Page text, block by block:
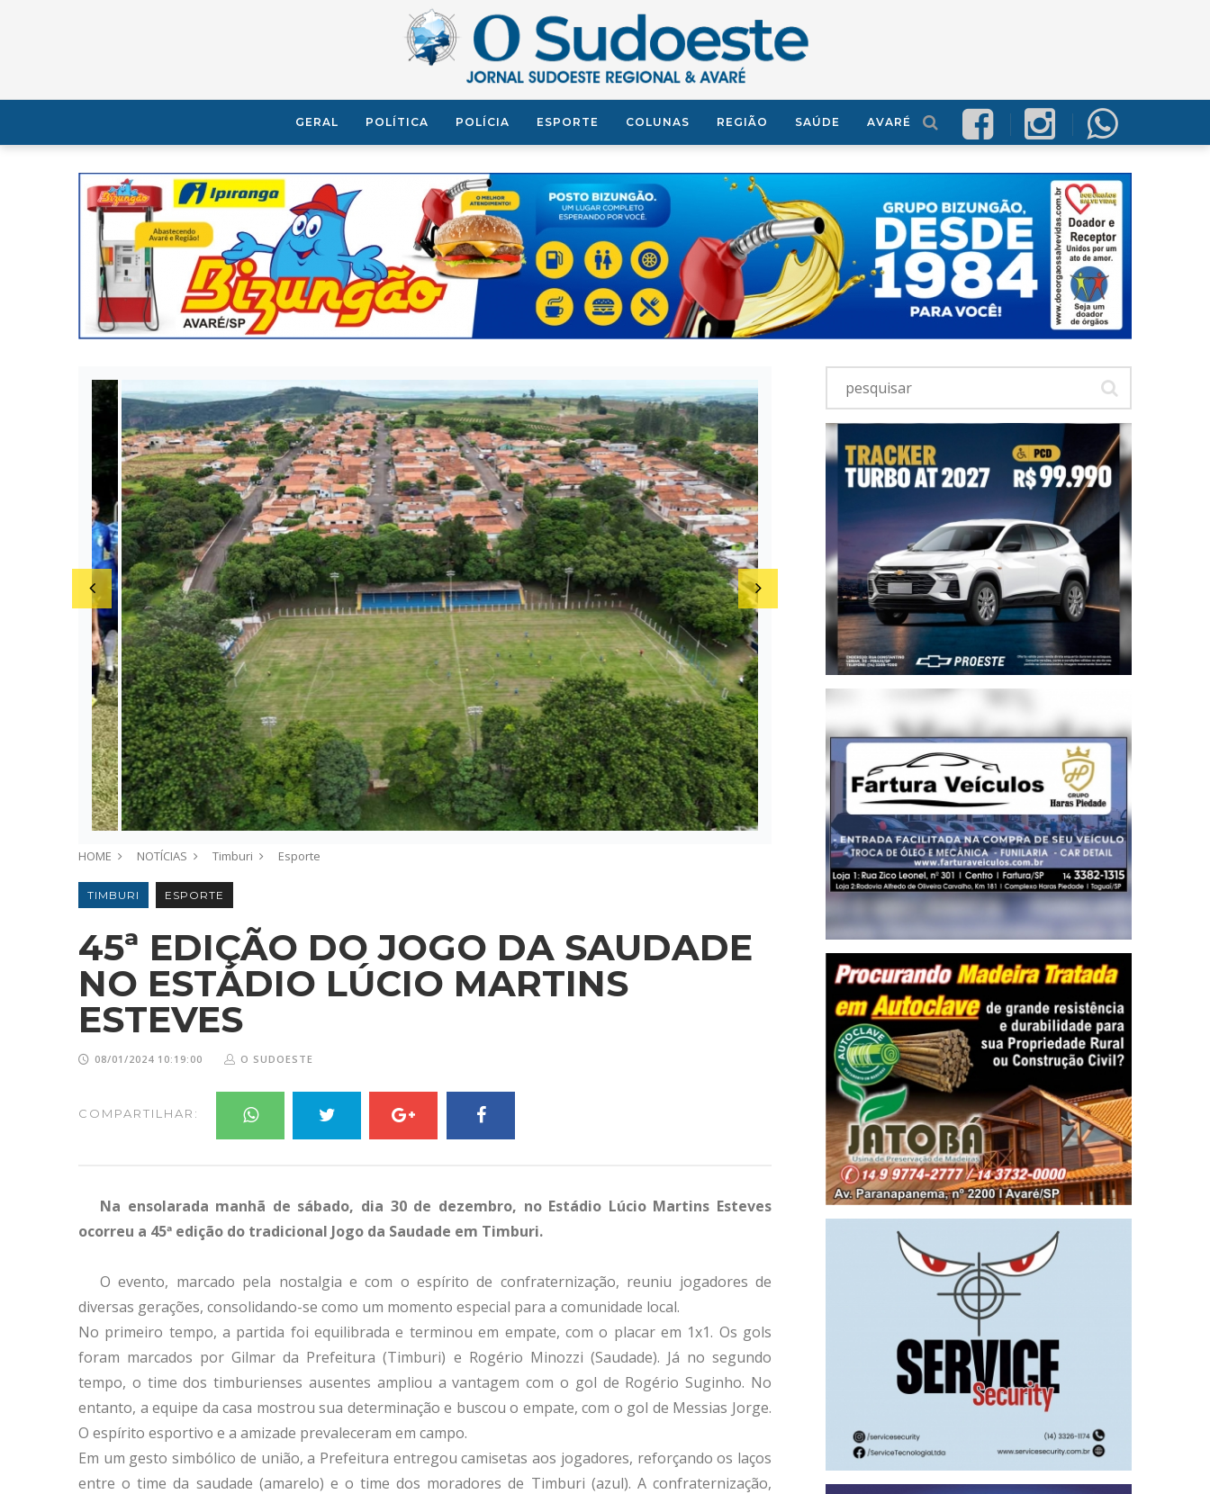
GERAL POLÍTICA POLÍCIA ESPORTE COLUNAS REGIÃO SAÚDE AVARÉ
HOME NOTÍCIAS Timburi Esporte
TIMBURI ESPORTE
45ª EDIÇÃO DO JOGO DA SAUDADE
NO ESTÁDIO LÚCIO MARTINS
ESTEVES
08/01/2024 10:19:00 O SUDOESTE
COMPARTILHAR:
Na ensolarada manhã de sábado, dia 30 de dezembro, no Estádio Lúcio Martins Esteves
ocorreu a 45ª edição do tradicional Jogo da Saudade em Timburi.
O evento, marcado pela nostalgia e com o espírito de confraternização, reuniu jogadores de
diversas gerações, consolidando-se como um momento especial para a comunidade local.
No primeiro tempo, a partida foi equilibrada e terminou em empate, com o placar em 1x1. Os gols
foram marcados por Gilmar da Prefeitura (Timburi) e Rogério Minozzi (Saudade). Já no segundo
tempo, o time dos timburienses ausentes ampliou a vantagem com o gol de Rogério Suginho. No
entanto, a equipe da casa mostrou sua determinação e buscou o empate, com o gol de Messias Jorge.
O espírito esportivo e a amizade prevaleceram em campo.
Em um gesto simbólico de união, a Prefeitura entregou camisetas aos jogadores, reforçando os laços
entre o time da saudade (amarelo) e o time dos moradores de Timburi (azul). A confraternização,